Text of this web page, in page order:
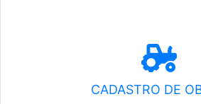
CADASTRO DE